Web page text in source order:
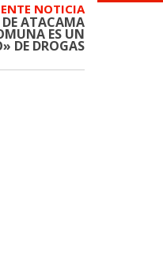
NOTICIA
DE ATACAMA
ES UN
DE DROGAS